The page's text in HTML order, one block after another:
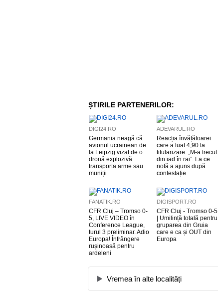
ȘTIRILE PARTENERILOR:
DIGI24.RO
Germania neagă că
avionul ucrainean de
la Leipzig vizat de o
dronă explozivă
transporta arme sau
muniții
ADEVARUL.RO
Reacția învățătoarei
care a luat 4,90 la
titularizare: „M-a trecut
din iad în rai”. La ce
notă a ajuns după
contestație
FANATIK.RO
CFR Cluj – Tromso 0-
5, LIVE VIDEO în
Conference League,
turul 3 preliminar. Adio
Europa! Înfrângere
rușinoasă pentru
ardeleni
DIGISPORT.RO
CFR Cluj - Tromso 0-5
| Umilință totală pentru
gruparea din Gruia
care e ca și OUT din
Europa
Vremea în alte localități